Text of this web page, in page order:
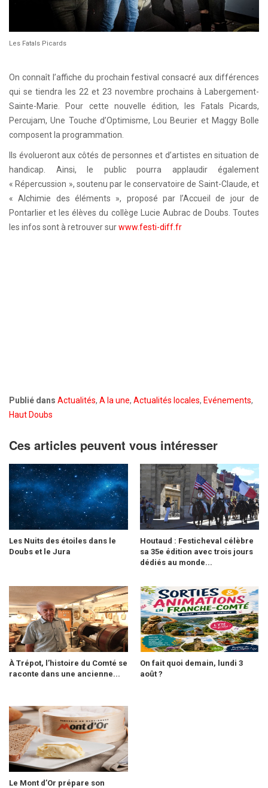
Les Fatals Picards
On connaît l’affiche du prochain festival consacré aux différences
qui se tiendra les 22 et 23 novembre prochains à Labergement-
Sainte-Marie. Pour cette nouvelle édition, les Fatals Picards,
Percujam, Une Touche d’Optimisme, Lou Beurier et Maggy Bolle
composent la programmation.
Ils évolueront aux côtés de personnes et d’artistes en situation de
handicap. Ainsi, le public pourra applaudir également
« Répercussion », soutenu par le conservatoire de Saint-Claude, et
« Alchimie des éléments », proposé par l’Accueil de jour de
Pontarlier et les élèves du collège Lucie Aubrac de Doubs. Toutes
les infos sont à retrouver surwww.festi-diff.fr
Publié dans Actualités, A la une, Actualités locales, Evénements,
Haut Doubs
Ces articles peuvent vous intéresser
Les Nuits des étoiles dans le
Doubs et le Jura
Houtaud : Festicheval célèbre
sa 35e édition avec trois jours
dédiés au monde...
À Trépot, l’histoire du Comté se
raconte dans une ancienne...
On fait quoi demain, lundi 3
août ?
Le Mont d’Or prépare son